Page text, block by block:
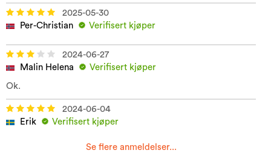
2025-05-30
Per-Christian
Verifisert kjøper
2024-06-27
Malin Helena
Verifisert kjøper
Ok.
2024-06-04
Erik
Verifisert kjøper
Se flere anmeldelser...